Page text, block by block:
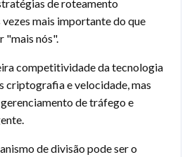
de roteamento
mais importante do que
"mais nós".
competitividade da tecnologia
criptografia e velocidade, mas
de tráfego e
de divisão pode ser o